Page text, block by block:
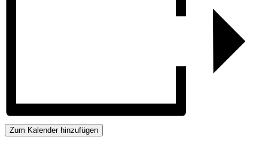
Zum Kalender hinzufügen